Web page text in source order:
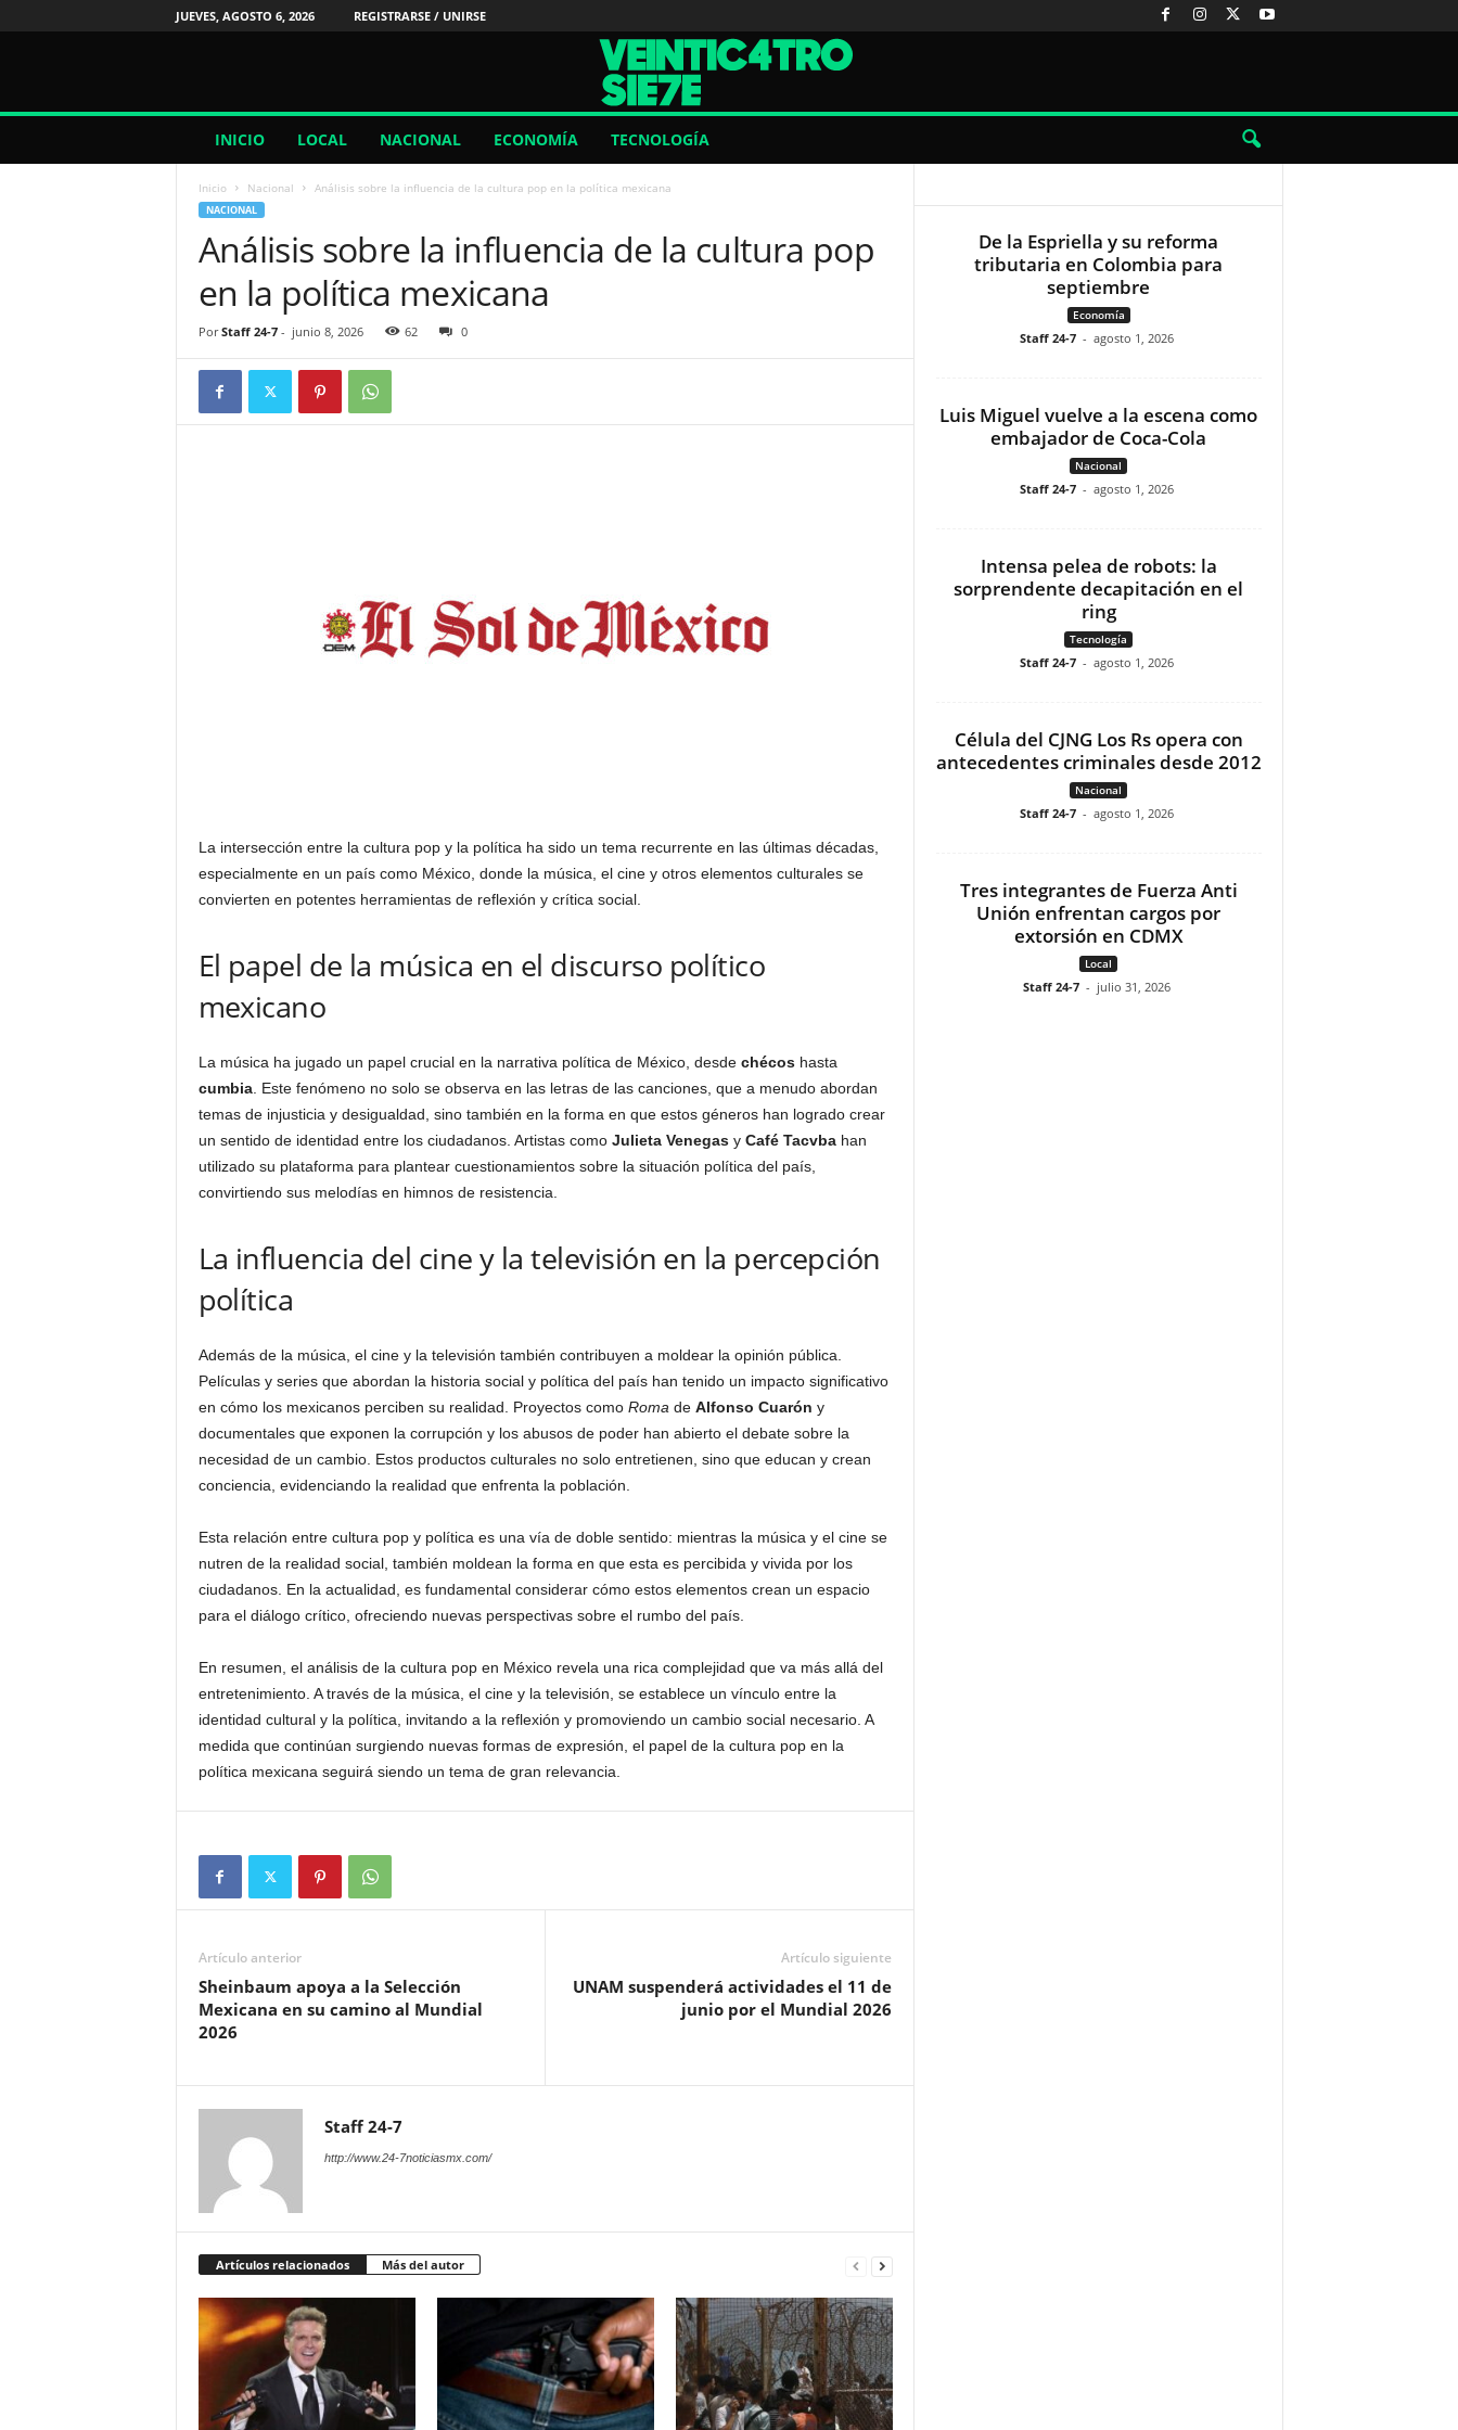
JUEVES, AGOSTO 6, 2026 REGISTRARSE / UNIRSE
/
INICIO LOCAL NACIONAL ECONOMÍA TECNOLOGÍA
Inicio Nacional Análisis sobre la influencia de la cultura pop en la política mexicana
NACIONAL
Análisis sobre la influencia de la cultura pop
en la política mexicana
Por Staff 24-7- junio 8, 2026 62 0
La intersección entre la cultura pop y la política ha sido un tema recurrente en las últimas décadas,
especialmente en un país como México, donde la música, el cine y otros elementos culturales se
convierten en potentes herramientas de reflexión y crítica social.
El papel de la música en el discurso político
mexicano
La música ha jugado un papel crucial en la narrativa política de México, desde chécoshasta
cumbia. Este fenómeno no solo se observa en las letras de las canciones, que a menudo abordan
temas de injusticia y desigualdad, sino también en la forma en que estos géneros han logrado crear
un sentido de identidad entre los ciudadanos. Artistas como Julieta Venegasy Café Tacvbahan
utilizado su plataforma para plantear cuestionamientos sobre la situación política del país,
convirtiendo sus melodías en himnos de resistencia.
La influencia del cine y la televisión en la percepción
política
Además de la música, el cine y la televisión también contribuyen a moldear la opinión pública.
Películas y series que abordan la historia social y política del país han tenido un impacto significativo
en cómo los mexicanos perciben su realidad. Proyectos como Roma de Alfonso Cuarón y
documentales que exponen la corrupción y los abusos de poder han abierto el debate sobre la
necesidad de un cambio. Estos productos culturales no solo entretienen, sino que educan y crean
conciencia, evidenciando la realidad que enfrenta la población.
Esta relación entre cultura pop y política es una vía de doble sentido: mientras la música y el cine se
nutren de la realidad social, también moldean la forma en que esta es percibida y vivida por los
ciudadanos. En la actualidad, es fundamental considerar cómo estos elementos crean un espacio
para el diálogo crítico, ofreciendo nuevas perspectivas sobre el rumbo del país.
En resumen, el análisis de la cultura pop en México revela una rica complejidad que va más allá del
entretenimiento. A través de la música, el cine y la televisión, se establece un vínculo entre la
identidad cultural y la política, invitando a la reflexión y promoviendo un cambio social necesario. A
medida que continúan surgiendo nuevas formas de expresión, el papel de la cultura pop en la
política mexicana seguirá siendo un tema de gran relevancia.
Artículo anterior
Sheinbaum apoya a la Selección
Mexicana en su camino al Mundial
2026
Artículo siguiente
UNAM suspenderá actividades el 11 de
junio por el Mundial 2026
Staff 24-7
http://www.24-7noticiasmx.com/
Artículos relacionados Más del autor
De la Espriella y su reforma
tributaria en Colombia para
septiembre
Economía
Staff 24-7 - agosto 1, 2026
Luis Miguel vuelve a la escena como
embajador de Coca-Cola
Nacional
Staff 24-7 - agosto 1, 2026
Intensa pelea de robots: la
sorprendente decapitación en el
ring
Tecnología
Staff 24-7 - agosto 1, 2026
Célula del CJNG Los Rs opera con
antecedentes criminales desde 2012
Nacional
Staff 24-7 - agosto 1, 2026
Tres integrantes de Fuerza Anti
Unión enfrentan cargos por
extorsión en CDMX
Local
Staff 24-7 - julio 31, 2026